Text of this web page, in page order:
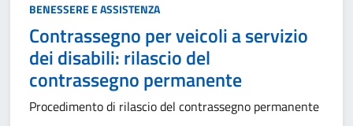
BENESSERE E ASSISTENZA
Contrassegno per veicoli a servizio
dei disabili: rilascio del
contrassegno permanente
Procedimento di rilascio del contrassegno permanente